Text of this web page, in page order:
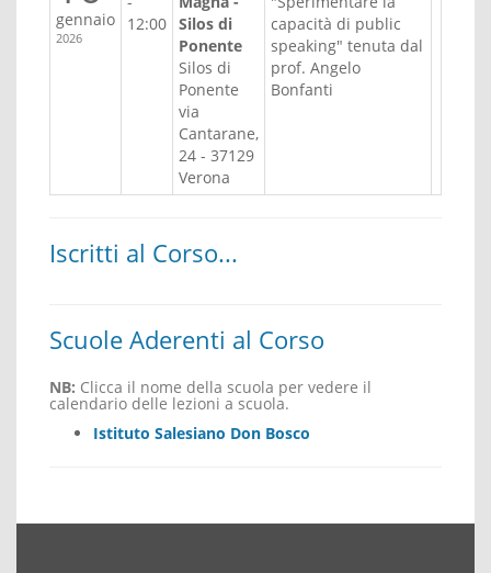
gennaio
2026
12:00 Silos di
Ponente
Silos di
Ponente
via
Cantarane,
24 - 37129
Verona
capacità di public
speaking" tenuta dal
prof. Angelo
Bonfanti
Iscritti al Corso...
Scuole Aderenti al Corso
NB: Clicca il nome della scuola per vedere il
calendario delle lezioni a scuola.
Istituto Salesiano Don Bosco